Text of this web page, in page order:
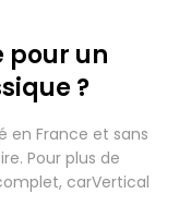
pour un
?
en France et sans
Pour plus de
carVertical